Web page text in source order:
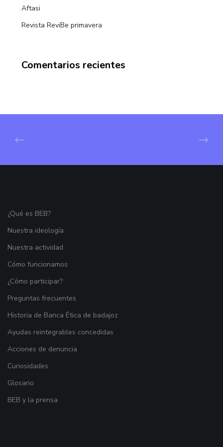
Aftasi
Revista ReviBe primavera
Comentarios recientes
¿Qué es BEB?
Nuestra ideología
Nuestra actividad
Cómo funcionamos
¿Cómo participar?
Preguntas frecuentes
Historia de Banca Ética de badajoz
Ayudas reintegrables concedidas
Acciones de denuncia
Curiosidades
Glosario
BEB y la prensa